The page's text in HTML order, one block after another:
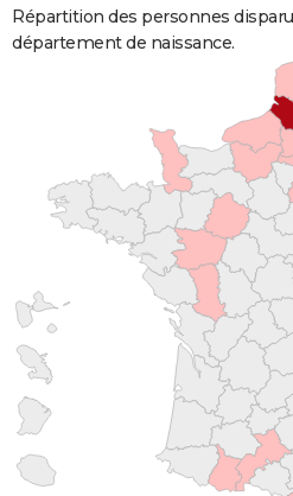
Répartition des personnes
département de naissance.